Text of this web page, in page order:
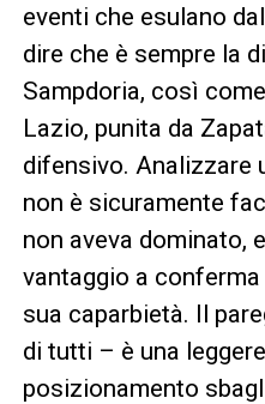
eventi che esulano
dire che è sempre la
Sampdoria, così
Lazio, punita da
difensivo. Analizzare
non è sicuramente
non aveva dominato,
vantaggio a
sua caparbietà. Il
di tutti – è una
posizionamento